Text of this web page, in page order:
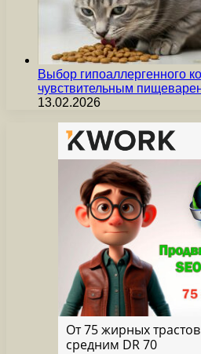
Выбор гипоаллергенного
чувствительным
13.02.2026